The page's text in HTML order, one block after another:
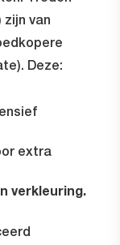
zijn van
Deze:
extra
verkleuring.